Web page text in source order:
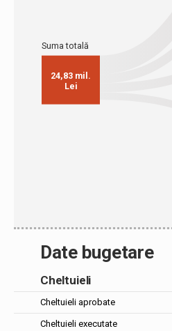
Date bugetare
Cheltuieli
Cheltuieli aprobate
Cheltuieli executate